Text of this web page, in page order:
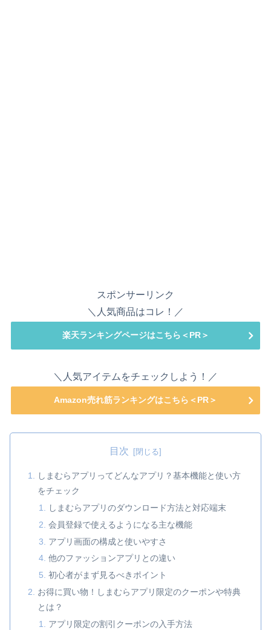
スポンサーリンク
＼人気商品はコレ！／
楽天ランキングページはこちら＜PR＞
＼人気アイテムをチェックしよう！／
Amazon売れ筋ランキングはこちら＜PR＞
目次
しまむらアプリってどんなアプリ？基本機能と使い方
をチェック
しまむらアプリのダウンロード方法と対応端末
会員登録で使えるようになる主な機能
アプリ画面の構成と使いやすさ
他のファッションアプリとの違い
初心者がまず見るべきポイント
お得に買い物！しまむらアプリ限定のクーポンや特典
とは？
アプリ限定の割引クーポンの入手方法